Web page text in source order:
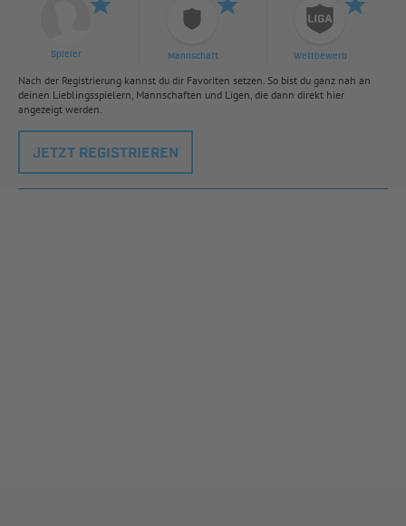
Spieler Mannschaft Wettbewerb
Nach der Registrierung kannst du dir Favoriten setzen. So bist du ganz nah an
deinen Lieblingsspielern, Mannschaften und Ligen, die dann direkt hier
angezeigt werden.
JETZT REGISTRIEREN